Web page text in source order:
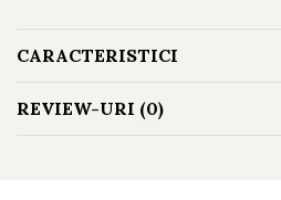
100% polipropilenă
CARACTERISTICI
REVIEW-URI (0)